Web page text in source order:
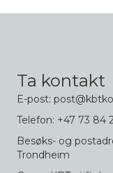
Ta kontakt
E-post:
Telefon: +47 73 84
Besøks- og
Trondheim